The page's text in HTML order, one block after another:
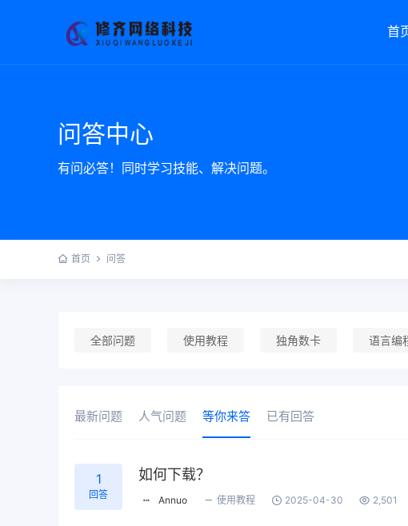
首
问答中心
有问必答！同时学习技能、解决问题。
首页 问答
全部问题 使用教程 独角数卡 语言编
最新问题 人气问题 等你来答 已有回答
1
回答
如何下载？
Annuo 使用教程 2025-04-30 2,501